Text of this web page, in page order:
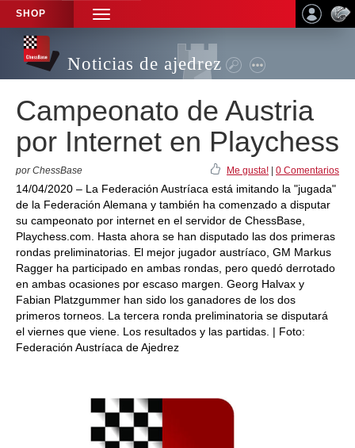
SHOP
TOGGLE
NAVIGATION
Noticias de ajedrez
Campeonato de Austria
por Internet en Playchess
por ChessBase Me gusta! 0 Comentarios
14/04/2020 – La Federación Austríaca está imitando la "jugada"
de la Federación Alemana y también ha comenzado a disputar
su campeonato por internet en el servidor de ChessBase,
Playchess.com. Hasta ahora se han disputado las dos primeras
rondas preliminatorias. El mejor jugador austríaco, GM Markus
Ragger ha participado en ambas rondas, pero quedó derrotado
en ambas ocasiones por escaso margen. Georg Halvax y
Fabian Platzgummer han sido los ganadores de los dos
primeros torneos. La tercera ronda preliminatoria se disputará
el viernes que viene. Los resultados y las partidas. | Foto:
Federación Austríaca de Ajedrez